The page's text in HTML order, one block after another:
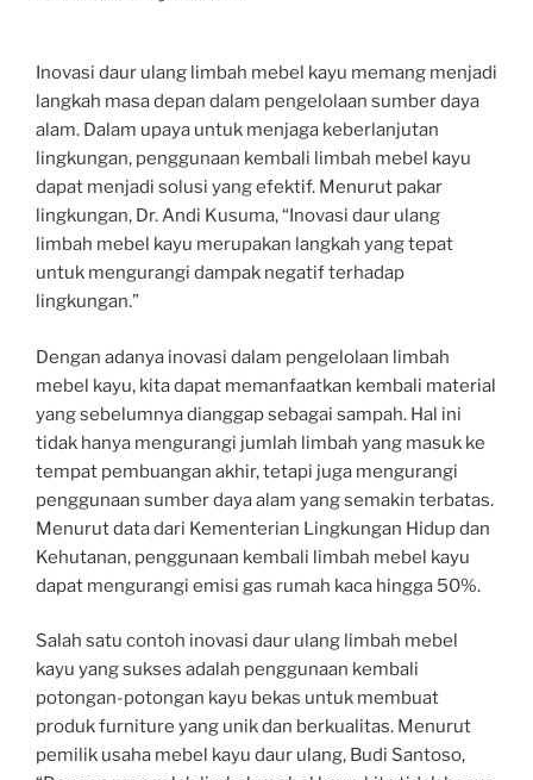
Inovasi daur ulang limbah mebel kayu memang menjadi
langkah masa depan dalam pengelolaan sumber daya
alam. Dalam upaya untuk menjaga keberlanjutan
lingkungan, penggunaan kembali limbah mebel kayu
dapat menjadi solusi yang efektif. Menurut pakar
lingkungan, Dr. Andi Kusuma, “Inovasi daur ulang
limbah mebel kayu merupakan langkah yang tepat
untuk mengurangi dampak negatif terhadap
lingkungan.”
Dengan adanya inovasi dalam pengelolaan limbah
mebel kayu, kita dapat memanfaatkan kembali material
yang sebelumnya dianggap sebagai sampah. Hal ini
tidak hanya mengurangi jumlah limbah yang masuk ke
tempat pembuangan akhir, tetapi juga mengurangi
penggunaan sumber daya alam yang semakin terbatas.
Menurut data dari Kementerian Lingkungan Hidup dan
Kehutanan, penggunaan kembali limbah mebel kayu
dapat mengurangi emisi gas rumah kaca hingga 50%.
Salah satu contoh inovasi daur ulang limbah mebel
kayu yang sukses adalah penggunaan kembali
potongan-potongan kayu bekas untuk membuat
produk furniture yang unik dan berkualitas. Menurut
pemilik usaha mebel kayu daur ulang, Budi Santoso,